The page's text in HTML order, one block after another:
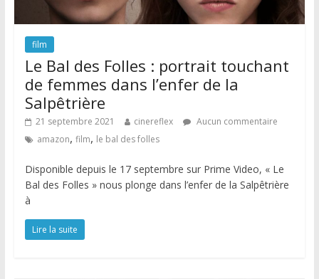
film
Le Bal des Folles : portrait touchant
de femmes dans l’enfer de la
Salpêtrière
21 septembre 2021 cinereflex
Aucun commentaire
amazon, film, le bal des folles
Disponible depuis le 17 septembre sur Prime Video, « Le
Bal des Folles » nous plonge dans l’enfer de la Salpêtrière
à
Lire la suite